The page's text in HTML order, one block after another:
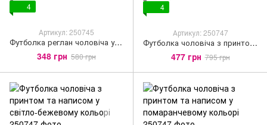
4
Артикул: 250745
Футболка реглан чоловіча у чорному кольорі
348 грн 580 грн
4
Артикул: 250747
Футболка чоловіча з принтом та написом у білому кольорі
477 грн 795 грн